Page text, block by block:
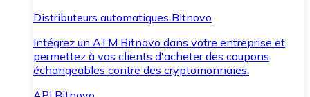
Distributeurs automatiques Bitnovo
Intégrez un ATM Bitnovo dans votre entreprise et
permettez à vos clients d'acheter des coupons
échangeables contre des cryptomonnaies.